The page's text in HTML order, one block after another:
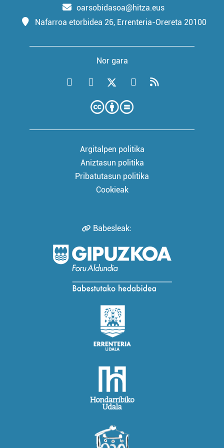
Webgune honek cookie propioak eta hirugarrenen cookie-
zerbitzuak hobetzeko asmoz, cookie teknologiaz
baliatzen gara. Ohar hau onartuz gero, teknologia hori
oarsobidasoa@hitza.eus
Nafarroa etorbidea 26, Errenteria-Orereta 20100
Nor gara
Argitalpen politika
Aniztasun politika
Pribatutasun politika
Cookieak
Babesleak: